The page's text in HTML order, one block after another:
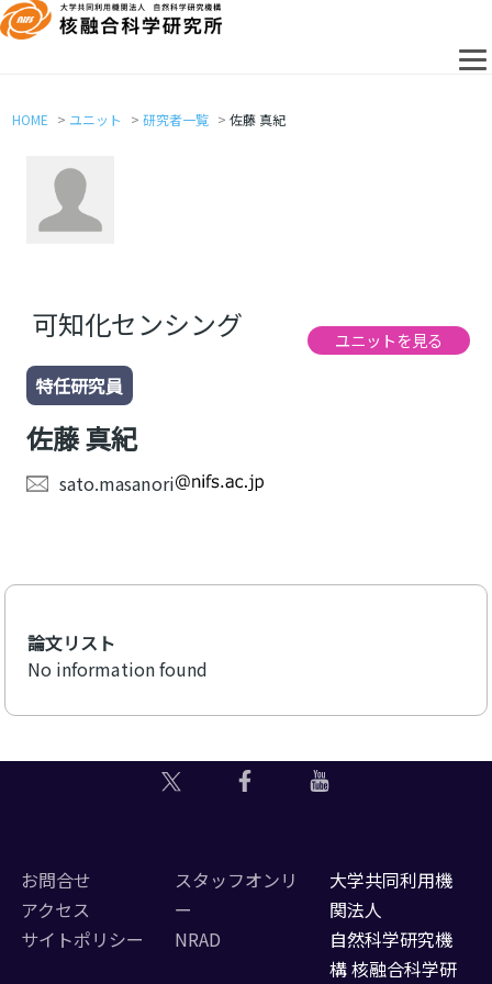
HOME ユニット 研究者一覧 佐藤 真紀
可知化センシング ユニットを見る
特任研究員
佐藤 真紀
sato.masanori
論文リスト
No information found
お問合せ
アクセス
サイトポリシー
スタッフオンリ
ー
NRAD
大学共同利用機
関法人
自然科学研究機
構 核融合科学研